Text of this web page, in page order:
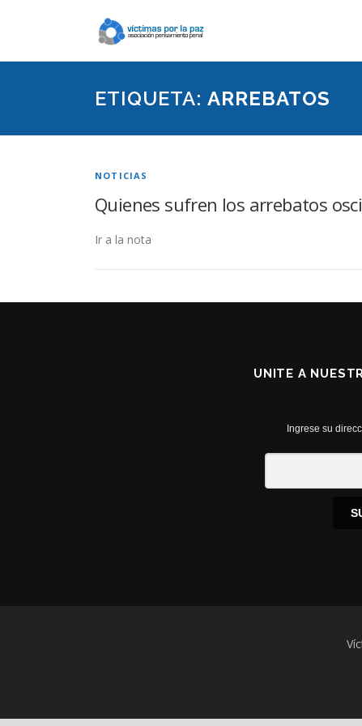
ETIQUETA: ARREBATOS
NOTICIAS
Quienes sufren los arrebatos
Ir a la nota
UNITE A
Ingrese su